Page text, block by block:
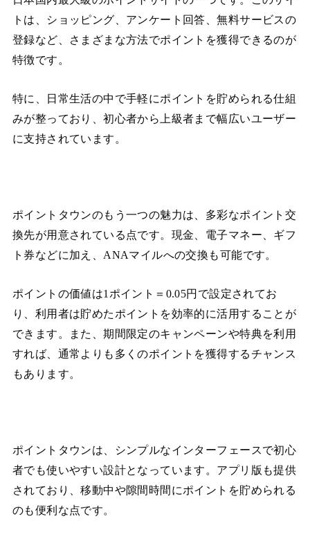
トは、ショッピング、アンケート回答、無料サービスの
登録など、さまざまな方法でポイントを獲得できるのが
特徴です。
特に、日常生活の中で手軽にポイントを貯められる仕組
みが整っており、初心者から上級者まで幅広いユーザー
に支持されています。
ポイントタウンのもう一つの魅力は、多彩なポイント交
換先が用意されている点です。現金、電子マネー、ギフ
ト券などに加え、ANAマイルへの交換も可能です。
ポイントの価値は1ポイント＝0.05円で設定されてお
り、利用者は貯めたポイントを効率的に活用することが
できます。また、期間限定のキャンペーンや特典を利用
すれば、通常よりも多くのポイントを獲得するチャンス
もあります。
ポイントタウンは、シンプルなインターフェースで初心
者でも使いやすい設計となっています。アプリ版も提供
されており、移動中や隙間時間にポイントを貯められる
のも便利な点です。